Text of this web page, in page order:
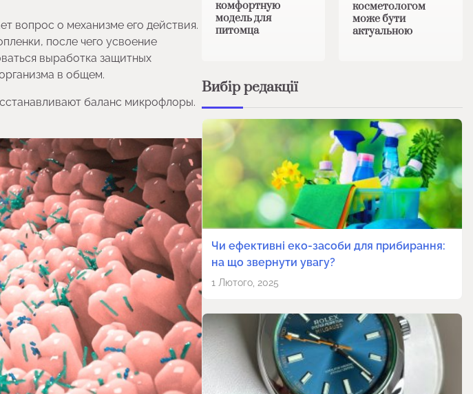
вопрос о механизме его действия.
после чего усвоение
выработка защитных
в общем.
баланс микрофлоры.
комфортную
модель для
питомца
косметологом
може бути
актуальною
Вибір редакції
Чи ефективні еко-засоби для прибирання:
на що звернути увагу?
1 Лютого, 2025